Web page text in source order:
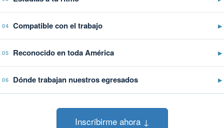
04 Compatible con el trabajo ▶
05 Reconocido en toda América ▶
06 Dónde trabajan nuestros egresados ▶
Inscribirme ahora ↓